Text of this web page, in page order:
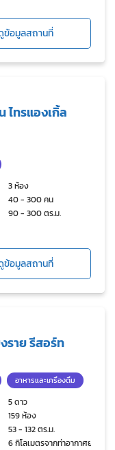
ข้อมูลสถานที่
ไทรแองเกิ้ล
3 ห้อง
40 - 300 คน
90 - 300 ตร.ม.
ข้อมูลสถานที่
ราย รีสอร์ท
อาหารและเครื่องดื่ม
5 ดาว
159 ห้อง
53 - 132 ตร.ม.
6 กิโลเมตรจากท่าอากาศยาน